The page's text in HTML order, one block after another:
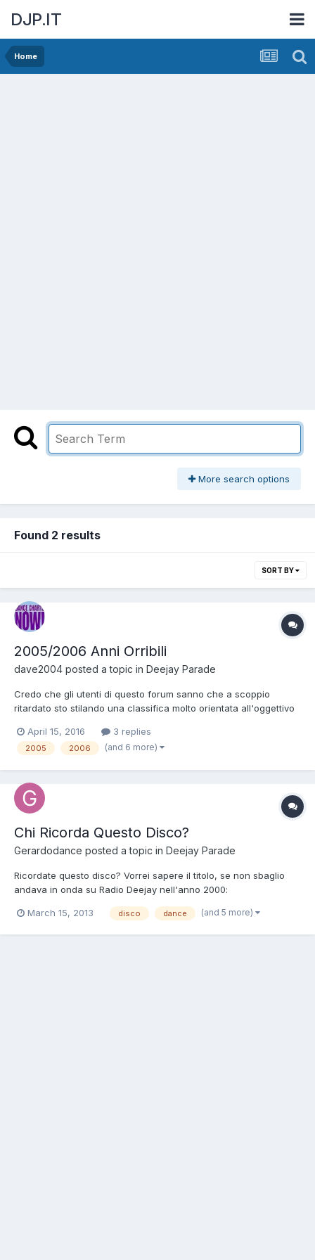
DJP.IT
Home
More search options
Found 2 results
SORT BY
2005/2006 Anni Orribili
dave2004 posted a topic in Deejay Parade
Credo che gli utenti di questo forum sanno che a scoppio
ritardato sto stilando una classifica molto orientata all'oggettivo
tuttavia non intaccano l'obiettività della classifica. Sono arrivato
al 18 marzo 2006 e con canzoni così insipid...
April 15, 2016 3 replies
2005 2006 (and 6 more)
Chi Ricorda Questo Disco?
Gerardodance posted a topic in Deejay Parade
Ricordate questo disco? Vorrei sapere il titolo, se non sbaglio
andava in onda su Radio Deejay nell'anno 2000:
March 15, 2013
disco dance (and 5 more)